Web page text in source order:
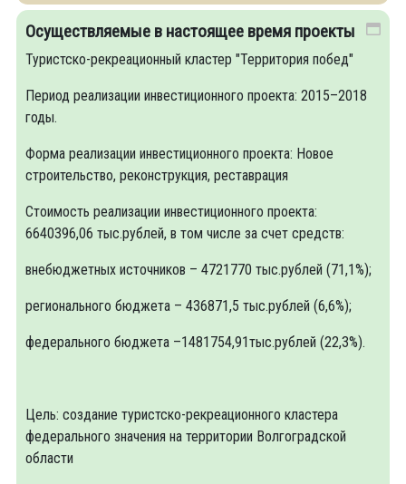
Осуществляемые в настоящее время проекты
Туристско-рекреационный кластер "Территория побед"
Период реализации инвестиционного проекта: 2015–2018
годы.
Форма реализации инвестиционного проекта: Новое
строительство, реконструкция, реставрация
Стоимость реализации инвестиционного проекта:
6640396,06 тыс.рублей, в том числе за счет средств:
внебюджетных источников – 4721770 тыс.рублей (71,1%);
регионального бюджета – 436871,5 тыс.рублей (6,6%);
федерального бюджета –1481754,91тыс.рублей (22,3%).
Цель: создание туристско-рекреационного кластера
федерального значения на территории Волгоградской
области